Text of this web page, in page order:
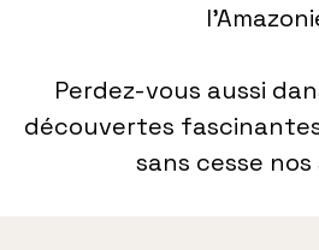
Perdez-vous aussi
découvertes
sans cesse nos